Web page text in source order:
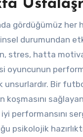
gördüğümüz her
durumundan
stres, hatta
oyuncunun
unsurlardır. Bir
koşmasını
performansını
psikolojik